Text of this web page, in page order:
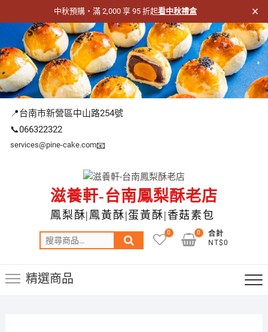
中秋預購・滿 2,000 享 95 折起看中秋禮盒 ×
主
要
內
容
📍台南市新營區中山路254號
📞066322322
📧
services@pine-cake.com
滋養軒-台南鳳梨酥老店
鳳梨酥|鳳黃酥|蛋黃酥|香菇素包
尋
0
合計
NT$0
0
精選商品